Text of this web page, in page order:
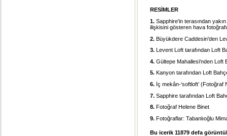
RESİMLER
1. Sapphire'in terasından
ilişkisini gösteren hava
2. Büyükdere Caddesin'den
3. Levent Loft tarafından Loft
4. Gültepe Mahallesi'nden Loft
5. Kanyon tarafından Loft
6. İç mekân-‘softloft’ (Fotoğraf
7. Sapphire tarafından Loft
8. Fotoğraf Helene Binet
9. Fotoğraflar: Tabanlıoğlu
Bu icerik 11879 defa